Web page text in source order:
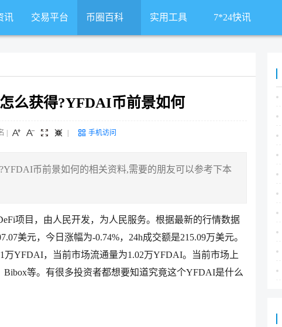
讯 交易平台 币圈百科 实用工具 7*24快讯
么获得?YFDAI币前景如何
手机访问
币前景如何的相关资料,需要的朋友可以参考下本
项目，由人民开发，为人民服务。根据最新的行情数据
美元，今日涨幅为-0.74%，24h成交额是215.09万美元。
YFDAI，当前市场流通量为1.02万YFDAI。当前市场上
等。有很多投资者都想要知道究竟这个YFDAI是什么